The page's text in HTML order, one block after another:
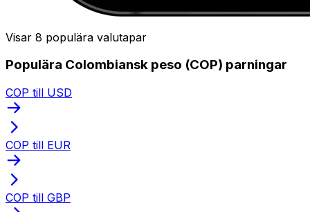
Visar 8 populära valutapar
Populära Colombiansk peso (COP) parningar
COP till USD
COP till EUR
COP till GBP